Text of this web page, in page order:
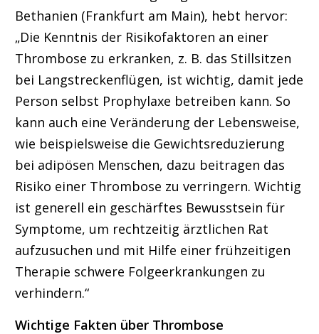
Bethanien (Frankfurt am Main), hebt hervor:
„Die Kenntnis der Risikofaktoren an einer
Thrombose zu erkranken, z. B. das Stillsitzen
bei Langstreckenflügen, ist wichtig, damit jede
Person selbst Prophylaxe betreiben kann. So
kann auch eine Veränderung der Lebensweise,
wie beispielsweise die Gewichtsreduzierung
bei adipösen Menschen, dazu beitragen das
Risiko einer Thrombose zu verringern. Wichtig
ist generell ein geschärftes Bewusstsein für
Symptome, um rechtzeitig ärztlichen Rat
aufzusuchen und mit Hilfe einer frühzeitigen
Therapie schwere Folgeerkrankungen zu
verhindern.“
Wichtige Fakten über Thrombose